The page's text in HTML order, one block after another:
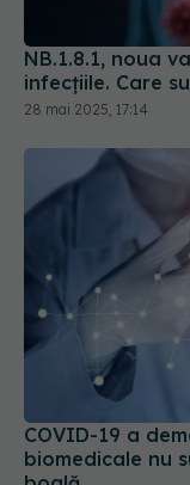
COVID-19 a
biomedicale nu